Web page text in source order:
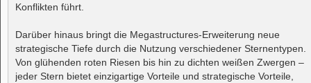
Konflikten führt.
Darüber hinaus bringt die Megastructures-Erweiterung neue
strategische Tiefe durch die Nutzung verschiedener Sternentypen.
Von glühenden roten Riesen bis hin zu dichten weißen Zwergen –
jeder Stern bietet einzigartige Vorteile und strategische Vorteile,